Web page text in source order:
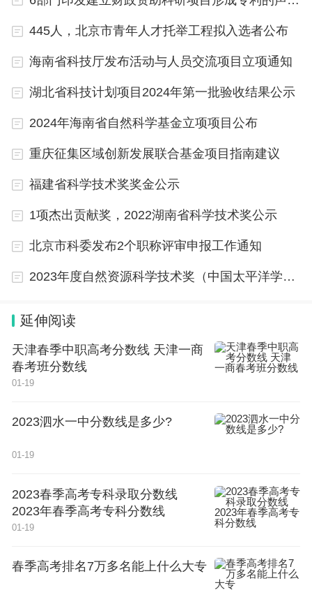
445人，北京市青年人才托举工程拟入选者公布
海南省科技厅发布活动与人员交流项目立项通知
湖北省科技计划项目2024年第一批验收结果公示
2024年海南省自然科学基金立项项目公布
重庆征集区域创新发展联合基金项目指南建议
福建省科学技术奖奖金公示
1项杰出贡献奖，2022湖南省科学技术奖公示
北京市科委发布2个职称评审申报工作通知
2023年度自然资源科学技术奖（中国太平洋学会评审组）申报项目公示
延伸阅读
天津春季中职高考分数线 天津一商
春考班分数线
01-19
2023泗水一中分数线是多少?
01-19
2023春季高考专科录取分数线
2023年春季高考专科分数线
01-19
春季高考排名7万多名能上什么大专